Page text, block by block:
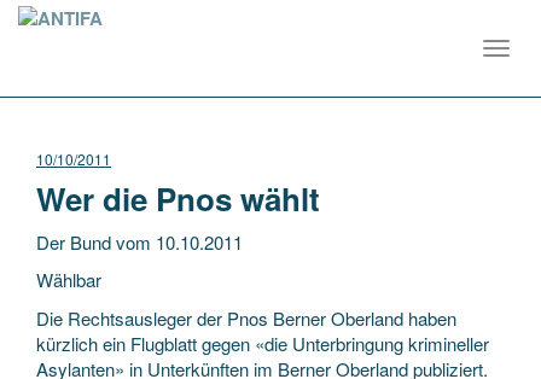
10/10/2011
Wer die Pnos wählt
Der Bund vom 10.10.2011
Wählbar
Die Rechtsausleger der Pnos Berner Oberland haben
kürzlich ein Flugblatt gegen «die Unterbringung krimineller
Asylanten» in Unterkünften im Berner Oberland publiziert.